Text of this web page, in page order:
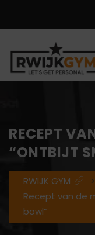
RECEPT
“ONTBIJT
RWIJK GYM >
Recept van de
bowl”